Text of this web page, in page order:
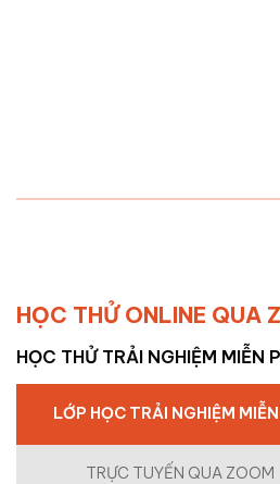
HỌC THỬ ONLINE QUA
HỌC THỬ TRẢI NGHIỆM MIỄN
LỚP HỌC TRẢI NGHIỆM
TRỰC TUYẾN QUA ZOOM